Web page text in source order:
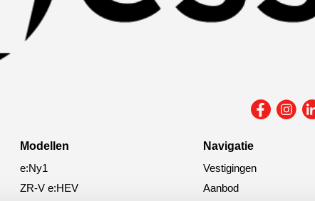
Modellen
e:Ny1
ZR-V e:HEV
Navigatie
Vestigingen
Aanbod